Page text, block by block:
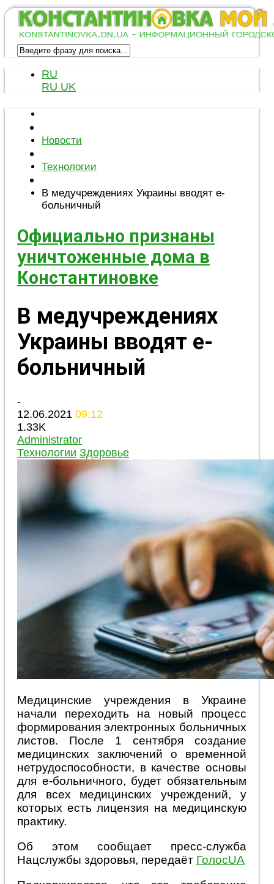
RU
RU UK
Новости
Технологии
В медучреждениях Украины вводят е-
больничный
Официально признаны
уничтоженные дома в
Константиновке
В медучреждениях
Украины вводят е-
больничный
-
12.06.2021 09:12
1.33K
Administrator
Технологии Здоровье
Медицинские учреждения в Украине
начали переходить на новый процесс
формирования электронных больничных
листов. После 1 сентября создание
медицинских заключений о временной
нетрудоспособности, в качестве основы
для е-больничного, будет обязательным
для всех медицинских учреждений, у
которых есть лицензия на медицинскую
практику.
Об этом сообщает пресс-служба
Нацслужбы здоровья, передаёт ГолосUA